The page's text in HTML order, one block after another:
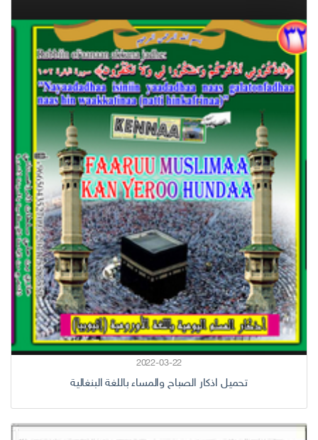
2022-03-22
تحميل اذكار الصباح والمساء باللغة البنغالية